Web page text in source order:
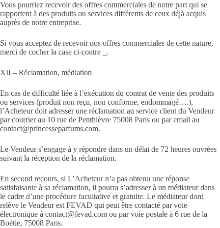
Vous pourriez recevoir des offres commerciales de notre part qui se
rapportent à des produits ou services différents de ceux déjà acquis
auprès de notre entreprise.
Si vous acceptez de recevoir nos offres commerciales de cette nature,
merci de cocher la case ci-contre _.
XII – Réclamation, médiation
En cas de difficulté liée à l’exécution du contrat de vente des produits
ou services (produit non reçu, non conforme, endommagé….),
l’Acheteur doit adresser une réclamation au service client du Vendeur
par courrier au 10 rue de Penthièvre 75008 Paris ou par email au
contact@princesseparfums.com.
Le Vendeur s’engage à y répondre dans un délai de 72 heures ouvrées
suivant la réception de la réclamation.
En second recours, si L’Acheteur n’a pas obtenu une réponse
satisfaisante à sa réclamation, il pourra s’adresser à un médiateur dans
le cadre d’une procédure facultative et gratuite. Le médiateur dont
relève le Vendeur est FEVAD qui peut être contacté par voie
électronique à contact@fevad.com ou par voie postale à 6 rue de la
Boétie, 75008 Paris.